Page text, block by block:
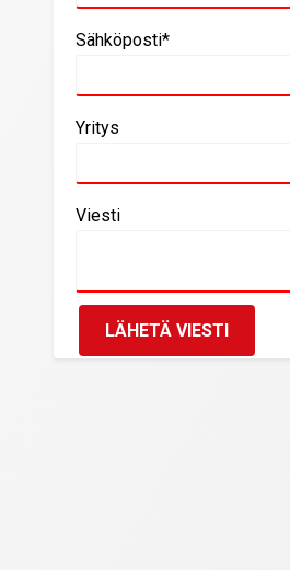
Sähköposti*
Yritys
Viesti